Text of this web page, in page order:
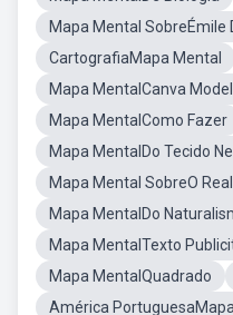
Mapa Mental SobreÉmile
CartografiaMapa Mental
Mapa MentalCanva
Mapa MentalComo Fazer
Mapa MentalDo Tecido
Mapa Mental SobreO
Mapa MentalDo
Mapa MentalTexto
Mapa MentalQuadrado
América